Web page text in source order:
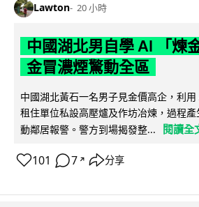
Lawton 20 小時
中國湖北男自學 AI 「煉
金冒濃煙驚動全區
中國湖北黃石一名男子見金價高企，利
租住單位私設高壓爐及作坊冶煉，過程
動鄰居報警。警方到場揭發整...
閱讀全
101 7 ↗ 分享